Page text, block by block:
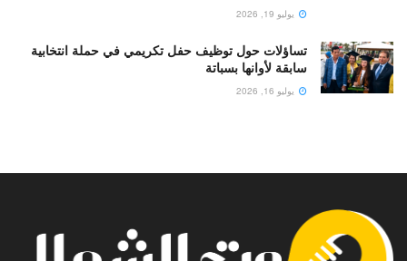
يوليو 19, 2026
تساؤلات حول توظيف حفل تكريمي في حملة انتخابية
سابقة لأوانها بسباتة
يوليو 16, 2026